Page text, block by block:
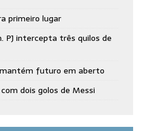
primeiro lugar
PJ intercepta três quilos de
mantém futuro em aberto
dois golos de Messi